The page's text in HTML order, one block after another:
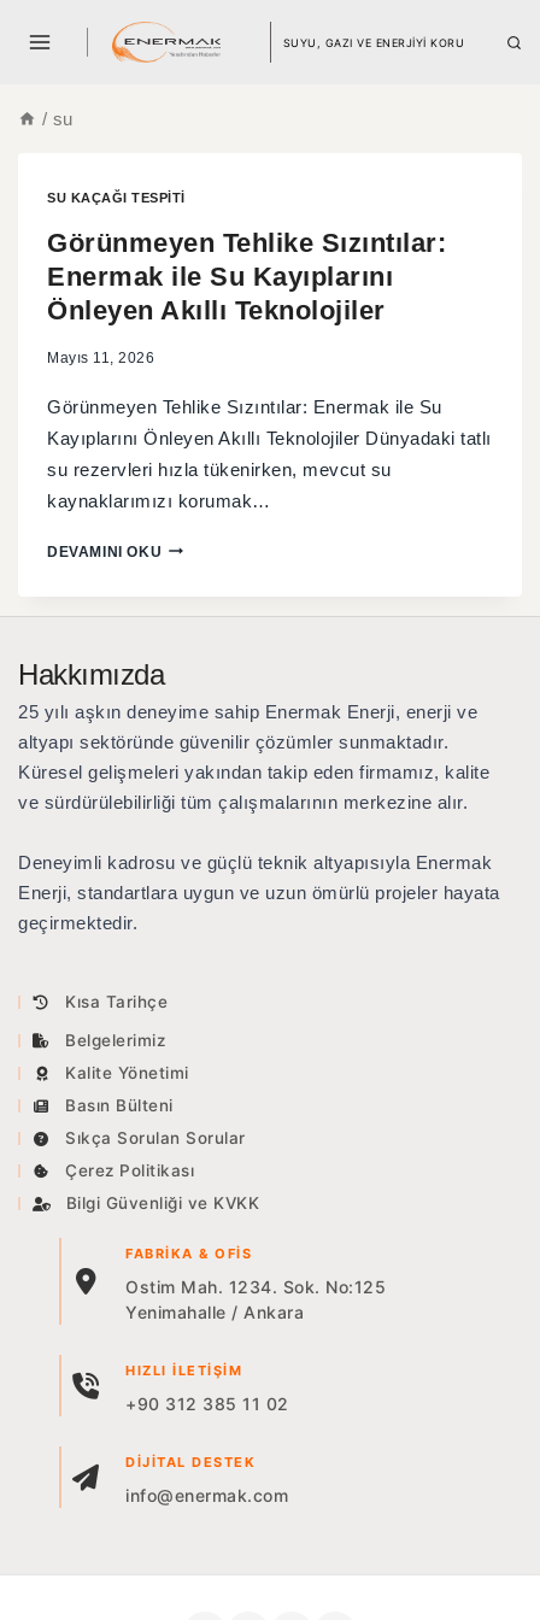
SUYU, GAZI VE ENERJİYİ KORU
/ su
SU KAÇAĞI TESPITI
Görünmeyen Tehlike Sızıntılar:
Enermak ile Su Kayıplarını
Önleyen Akıllı Teknolojiler
Mayıs 11, 2026
Görünmeyen Tehlike Sızıntılar: Enermak ile Su
Kayıplarını Önleyen Akıllı Teknolojiler Dünyadaki tatlı
su rezervleri hızla tükenirken, mevcut su
kaynaklarımızı korumak…
DEVAMINI OKU
Hakkımızda
25 yılı aşkın deneyime sahip Enermak Enerji, enerji ve
altyapı sektöründe güvenilir çözümler sunmaktadır.
Küresel gelişmeleri yakından takip eden firmamız, kalite
ve sürdürülebilirliği tüm çalışmalarının merkezine alır.
Deneyimli kadrosu ve güçlü teknik altyapısıyla Enermak
Enerji, standartlara uygun ve uzun ömürlü projeler hayata
geçirmektedir.
Kısa Tarihçe
Belgelerimiz
Kalite Yönetimi
Basın Bülteni
Sıkça Sorulan Sorular
Çerez Politikası
Bilgi Güvenliği ve KVKK
FABRIKA & OFIS
Ostim Mah. 1234. Sok. No:125
Yenimahalle / Ankara
HIZLI İLETIŞIM
+90 312 385 11 02
DIJITAL DESTEK
info@enermak.com